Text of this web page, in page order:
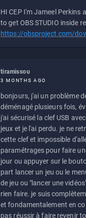
HI CEP I'm Jameel Perkins
to get OBS STUDIO inside
https://obsproject.com/
tiramissou
3 MONTHS AGO
bonjours, j'ai un problème
déménagé plusieurs fois,
j'ai sécurisé la clef USB
jeux et je l'ai perdu. je ne
cette clef et impossible
paramétrages pour faire
jour ou appuyer sur le
part lancer un jeu ou le
de jeu ou "lancer une
rien faire. je suis
et fondamentalement en
pas réussir à faire revenir